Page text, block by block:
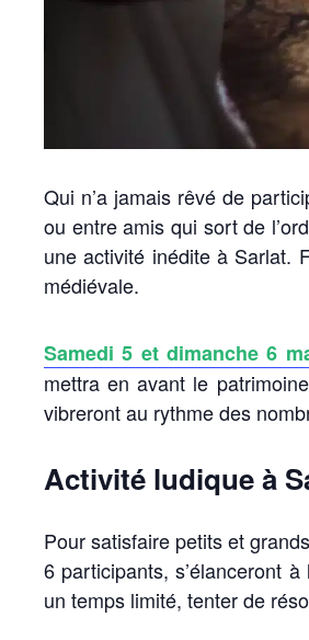
Qui n’a jamais rêvé de
ou entre amis qui sort de
une activité inédite à Sarlat.
médiévale.
Samedi 5 et dimanche 6
mettra en avant le
vibreront au rythme des
Activité ludique à
Pour satisfaire petits et
6 participants, s’élanceront
un temps limité, tenter de